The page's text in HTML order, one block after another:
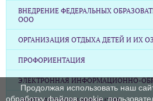
ВНЕДРЕНИЕ ФЕДЕРАЛЬНЫХ
ООО
ОРГАНИЗАЦИЯ ОТДЫХА ДЕТЕЙ И ИХ
ПРОФОРИЕНТАЦИЯ
ЭЛЕКТРОННАЯ ИНФОРМАЦИОННО-
Продолжая использовать наш
обработку файлов cookie,